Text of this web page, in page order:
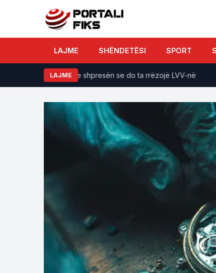
LAJME SHËNDETËSI SPORT
LAJME
bllokon shtetin me shpresën se do ta rrëzojë LVV-në